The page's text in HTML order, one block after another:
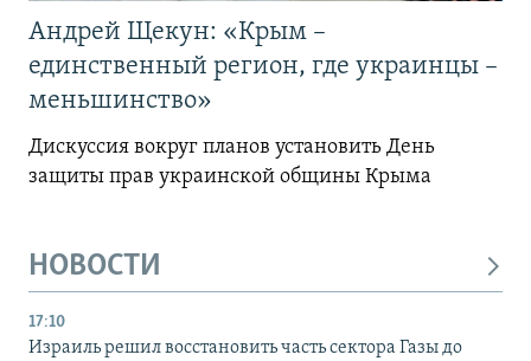
Андрей Щекун: «Крым –
единственный регион, где украинцы –
меньшинство»
Дискуссия вокруг планов установить День
защиты прав украинской общины Крыма
НОВОСТИ
17:10
Израиль решил восстановить часть сектора Газы до